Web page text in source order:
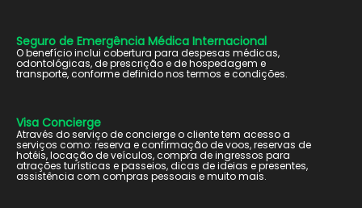
Seguro de Emergência Médica Internacional
O benefício inclui cobertura para despesas médicas,
odontológicas, de prescrição e de hospedagem e
transporte, conforme definido nos termos e condições.
Visa Concierge
Através do serviço de concierge o cliente tem acesso a
serviços como: reserva e confirmação de voos, reservas de
hotéis, locação de veículos, compra de ingressos para
atrações turísticas e passeios, dicas de ideias e presentes,
assistência com compras pessoais e muito mais.